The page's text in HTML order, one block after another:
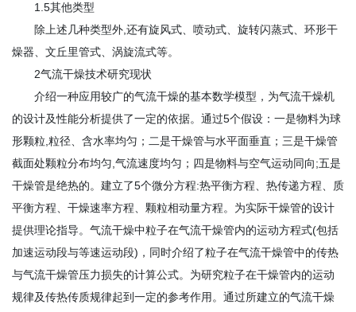
1.5其他类型
除上述几种类型外,还有旋风式、喷动式、旋转闪蒸式、环形干
燥器、文丘里管式、涡旋流式等。
2气流干燥技术研究现状
介绍一种应用较广的气流干燥的基本数学模型，为气流干燥机
的设计及性能分析提供了一定的依据。通过5个假设：一是物料为球
形颗粒,粒径、含水率均匀；二是干燥管与水平面垂直；三是干燥管
截面处颗粒分布均匀,气流速度均匀；四是物料与空气运动同向;五是
干燥管是绝热的。建立了5个微分方程:热平衡方程、热传递方程、质
平衡方程、干燥速率方程、颗粒相动量方程。为实际干燥管的设计
提供理论指导。气流干燥中粒子在气流干燥管内的运动方程式(包括
加速运动段与等速运动段)，同时介绍了粒子在气流干燥管中的传热
与气流干燥管压力损失的计算公式。为研究粒子在干燥管内的运动
规律及传热传质规律起到一定的参考作用。通过所建立的气流干燥